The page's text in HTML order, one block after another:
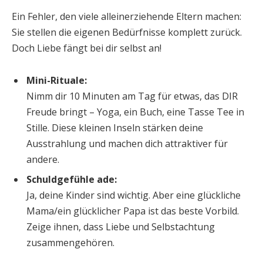
Ein Fehler, den viele alleinerziehende Eltern machen:
Sie stellen die eigenen Bedürfnisse komplett zurück.
Doch Liebe fängt bei dir selbst an!
Mini-Rituale:
Nimm dir 10 Minuten am Tag für etwas, das DIR
Freude bringt – Yoga, ein Buch, eine Tasse Tee in
Stille. Diese kleinen Inseln stärken deine
Ausstrahlung und machen dich attraktiver für
andere.
Schuldgefühle ade:
Ja, deine Kinder sind wichtig. Aber eine glückliche
Mama/ein glücklicher Papa ist das beste Vorbild.
Zeige ihnen, dass Liebe und Selbstachtung
zusammengehören.